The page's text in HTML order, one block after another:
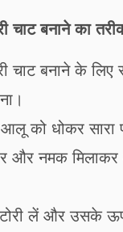
चाट बनाने का
चाट बनाने के
को धोकर सारा
और नमक
लें और उसके